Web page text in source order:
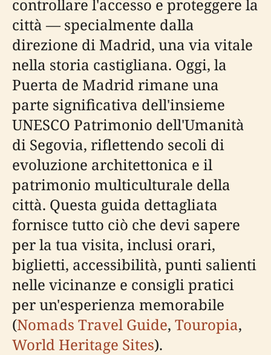
controllare l'accesso e proteggere la
città — specialmente dalla
direzione di Madrid, una via vitale
nella storia castigliana. Oggi, la
Puerta de Madrid rimane una
parte significativa dell'insieme
UNESCO Patrimonio dell'Umanità
di Segovia, riflettendo secoli di
evoluzione architettonica e il
patrimonio multiculturale della
città. Questa guida dettagliata
fornisce tutto ciò che devi sapere
per la tua visita, inclusi orari,
biglietti, accessibilità, punti salienti
nelle vicinanze e consigli pratici
per un'esperienza memorabile
(Nomads Travel Guide, Touropia,
World Heritage Sites).